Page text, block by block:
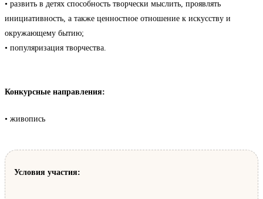
• развить в детях способность творчески мыслить, проявлять
инициативность, а также ценностное отношение к искусству и
окружающему бытию;
• популяризация творчества.
Конкурсные направления:
• живопись
Условия участия: